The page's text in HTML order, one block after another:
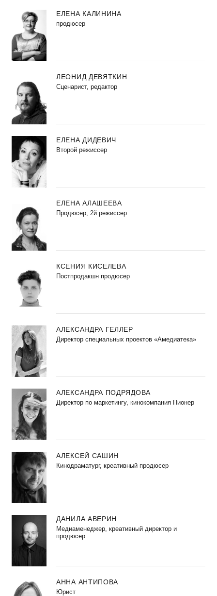
ЕЛЕНА КАЛИНИНА
продюсер
ЛЕОНИД ДЕВЯТКИН
Сценарист, редактор
ЕЛЕНА ДИДЕВИЧ
Второй режиссер
ЕЛЕНА АЛАШЕЕВА
Продюсер, 2й режиссер
КСЕНИЯ КИСЕЛЕВА
Постпродакшн продюсер
АЛЕКСАНДРА ГЕЛЛЕР
Директор специальных проектов «Амедиатека»
АЛЕКСАНДРА ПОДРЯДОВА
Директор по маркетингу, кинокомпания Пионер
АЛЕКСЕЙ САШИН
Кинодраматург, креативный продюсер
ДАНИЛА АВЕРИН
Медиаменеджер, креативный директор и
продюсер
АННА АНТИПОВА
Юрист